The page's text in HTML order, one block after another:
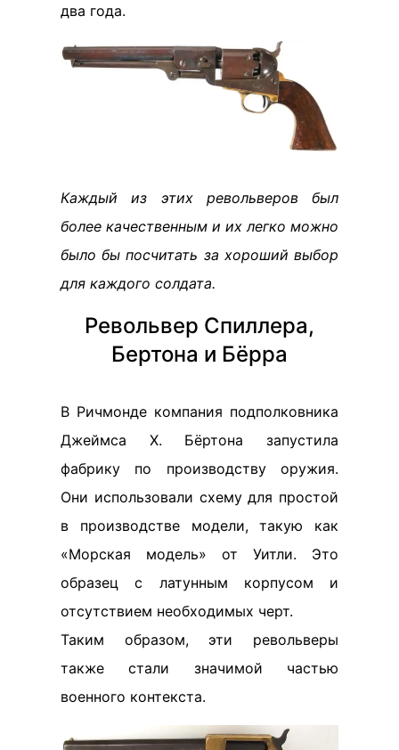
два года.
Каждый из этих револьверов был
более качественным и их легко можно
было бы посчитать за хороший выбор
для каждого солдата.
Револьвер Спиллера,
Бертона и Бёрра
В Ричмонде компания подполковника
Джеймса Х. Бёртона запустила
фабрику по производству оружия.
Они использовали схему для простой
в производстве модели, такую как
«Морская модель» от Уитли. Это
образец с латунным корпусом и
отсутствием необходимых черт.
Таким образом, эти револьверы
также стали значимой частью
военного контекста.